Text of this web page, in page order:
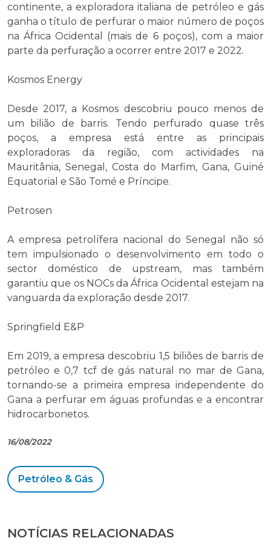
continente, a exploradora italiana de petróleo e gás
ganha o título de perfurar o maior número de poços
na África Ocidental (mais de 6 poços), com a maior
parte da perfuração a ocorrer entre 2017 e 2022.
Kosmos Energy
Desde 2017, a Kosmos descobriu pouco menos de
um bilião de barris. Tendo perfurado quase três
poços, a empresa está entre as principais
exploradoras da região, com actividades na
Mauritânia, Senegal, Costa do Marfim, Gana, Guiné
Equatorial e São Tomé e Príncipe.
Petrosen
A empresa petrolífera nacional do Senegal não só
tem impulsionado o desenvolvimento em todo o
sector doméstico de upstream, mas também
garantiu que os NOCs da África Ocidental estejam na
vanguarda da exploração desde 2017.
Springfield E&P
Em 2019, a empresa descobriu 1,5 biliões de barris de
petróleo e 0,7 tcf de gás natural no mar de Gana,
tornando-se a primeira empresa independente do
Gana a perfurar em águas profundas e a encontrar
hidrocarbonetos.
16/08/2022
Petróleo & Gás
NOTÍCIAS RELACIONADAS